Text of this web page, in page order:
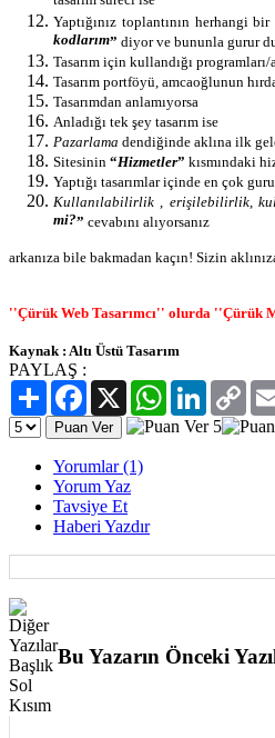
Yaptığınız toplantının herhangi bir
kodlarım” diyor ve bununla gurur
Tasarım için kullandığı
Tasarım portföyü, amcaoğlunun
Tasarımdan anlamıyorsa
Anladığı tek şey tasarım ise
Pazarlama dendiğinde aklına ilk
Sitesinin “Hizmetler” kısmındaki
Yaptığı tasarımlar içinde en çok
Kullanılabilirlik , erişilebilirlik,
mi?” cevabını alıyorsanız
arkanıza bile bakmadan kaçın! Sizin
''Çürük Web Tasarımcı'' olurda ''Çürük
Kaynak : Altı Üstü Tasarım
PAYLAŞ :
PaylaşFacebook
X WhatsAppLinkedIn
Yorumlar (1)
Yorum Yaz
Tavsiye Et
Haberi Yazdır
Bu Yazarın Önceki